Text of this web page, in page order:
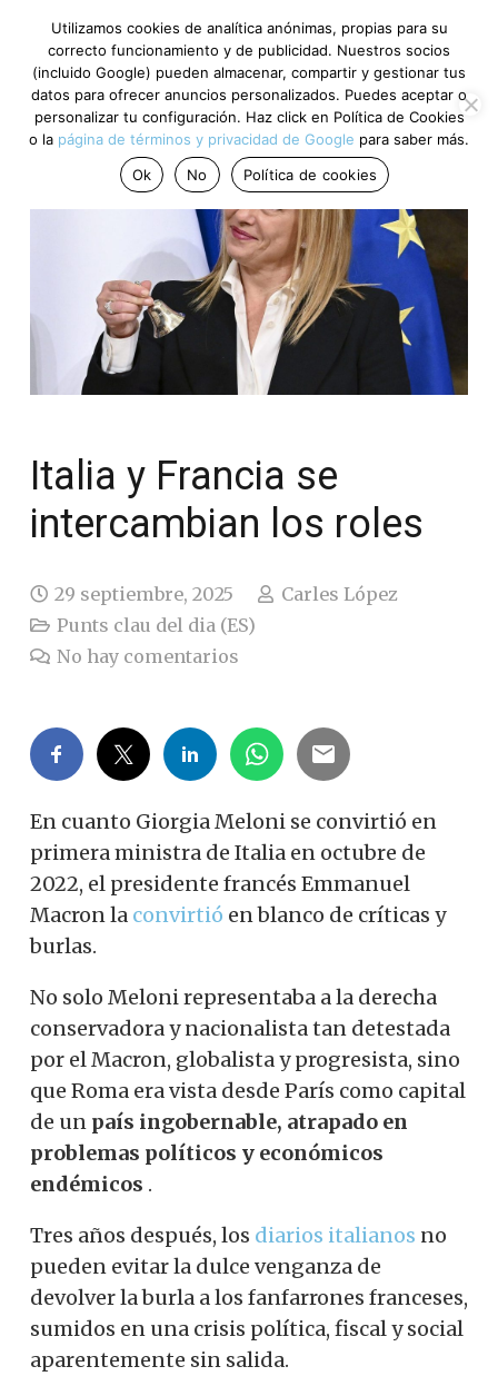
Italia y Francia se
intercambian los roles
29 septiembre, 2025
Carles López
Punts clau del dia (ES)
No hay comentarios
En cuanto Giorgia Meloni se convirtió en
primera ministra de Italia en octubre de
2022, el presidente francés Emmanuel
Macron la convirtió en blanco de críticas y
burlas.
No solo Meloni representaba a la derecha
conservadora y nacionalista tan detestada
por el Macron, globalista y progresista, sino
que Roma era vista desde París como capital
de un país ingobernable, atrapado en
problemas políticos y económicos
endémicos .
Tres años después, los diarios italianos no
pueden evitar la dulce venganza de
devolver la burla a los fanfarrones franceses,
sumidos en una crisis política, fiscal y social
aparentemente sin salida.
Utilizamos cookies de analítica anónimas, propias para su
correcto funcionamiento y de publicidad. Nuestros socios
(incluido Google) pueden almacenar, compartir y gestionar tus
datos para ofrecer anuncios personalizados. Puedes aceptar o
personalizar tu configuración. Haz click en Política de Cookies
o la página de términos y privacidad de Google para saber más.
Ok
No Política de cookies